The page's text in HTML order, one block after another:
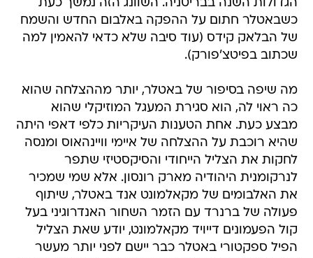
הגדולות השנה בבריטניה. השוונג הזה נמשך כעת
כשבאטלר חתום על ההפקה באלבום החדש והשמח
של הבלאק קידס (עוד סיבה שלא כדאי להאמין למה
שכתוב בפיטצ'פורק).
מה שיפה בסיפור של באטלר, יותר מההצלחה שהוא
כה ראוי לה, הוא סגירת המעגל המוזיקלי שהוא
מבצע כעת. אחת הטענות העיקריות כלפי דאפי היתה
שהיא רוכבת על ההצלחה של איימי וויינהאוס ומנסה
לחקות את הצליל הייחודי והסיקסטיזי שתפר
לנרקומנית היהודיה מארק רונסון. אלא שמי שמכיר
את האלבומים של מקאלמונט אנד באטלר, שיתוף
פעולה של ברנרד עם הזמר השחור האנדרוגיני בעל
קול הפעמונים דייויד מקאלמונט, יודע שאת הצליל
הפיל ספקטורי באטלר כבר יישם לפני יותר מעשר